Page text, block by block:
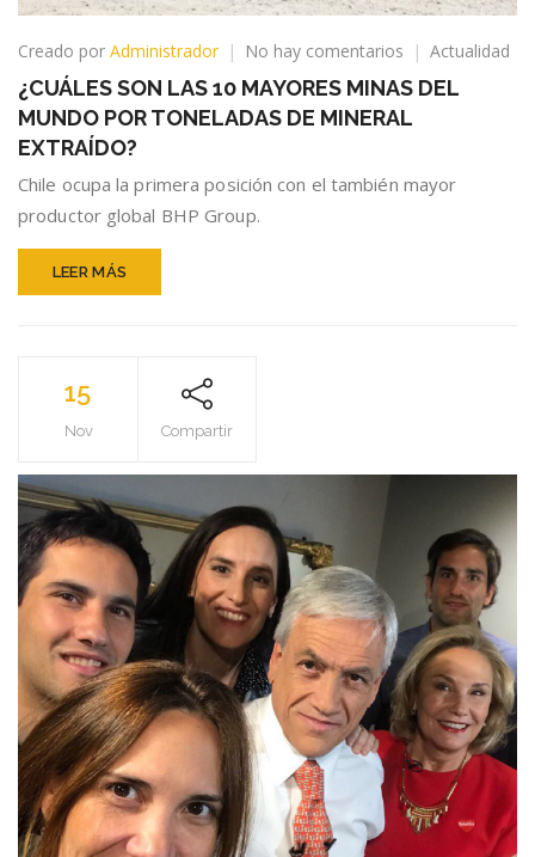
Creado por Administrador No hay comentarios
en
SON
LAS
MINAS
Actualidad
¿CUÁLES SON LAS 10 MAYORES MINAS DEL
MUNDO POR TONELADAS DE MINERAL
EXTRAÍDO?
Chile ocupa la primera posición con el también mayor
productor global BHP Group.
LEER MÁS
15
Nov Compartir